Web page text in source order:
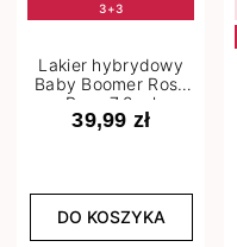
3+3
Lakier hybrydowy
Baby Boomer Rose
Base 7,2 ml
39,99 zł
DO KOSZYKA